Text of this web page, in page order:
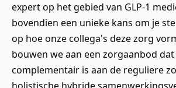
expert op het gebied van GLP-1
bovendien een unieke kans om je
op hoe onze collega's deze zorg
bouwen we aan een zorgaanbod
complementair is aan de reguliere